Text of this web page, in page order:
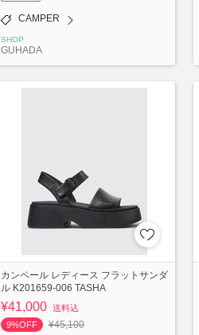
CAMPER
SHOP
GUHADA
カンペール レディース フラットサンダ
ル K201659-006 TASHA
¥41,000 送料込
9%OFF
¥45,100